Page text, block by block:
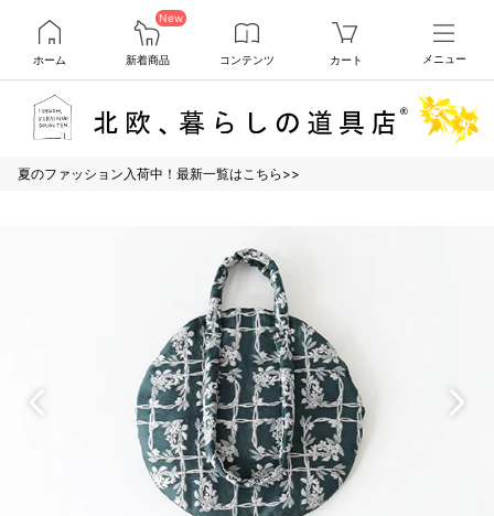
ホーム
New
新着商品 コンテンツ カート メニュー
夏のファッション入荷中！最新一覧はこちら>>